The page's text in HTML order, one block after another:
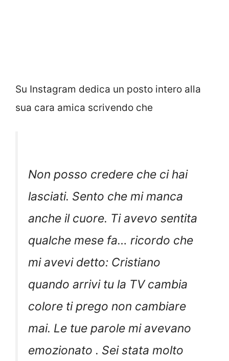
Su Instagram dedica un posto intero alla
sua cara amica scrivendo che
Non posso credere che ci hai
lasciati. Sento che mi manca
anche il cuore. Ti avevo sentita
qualche mese fa… ricordo che
mi avevi detto: Cristiano
quando arrivi tu la TV cambia
colore ti prego non cambiare
mai. Le tue parole mi avevano
emozionato . Sei stata molto